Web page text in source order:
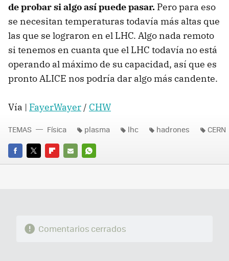
de probar si algo así puede pasar. Pero para eso
se necesitan temperaturas todavía más altas que
las que se lograron en el LHC. Algo nada remoto
si tenemos en cuanta que el LHC todavía no está
operando al máximo de su capacidad, así que es
prontoALICE nos podría dar algo más candente.
Vía | FayerWayer / CHW
FACEBOOK
TWITTERFLIPBOARD
E-
WHATSAPP
TEMAS Física plasma lhc hadrones CERN
Comentarios cerrados